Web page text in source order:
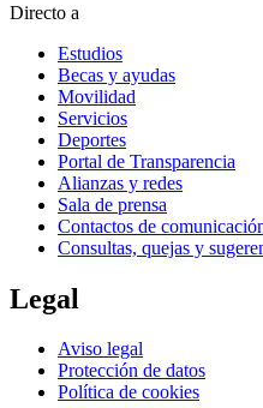
Directo a
Estudios
Becas y ayudas
Movilidad
Servicios
Deportes
Portal de Transparencia
Alianzas y redes
Sala de prensa
Contactos de
Consultas, quejas y
Legal
Aviso legal
Protección de datos
Política de cookies